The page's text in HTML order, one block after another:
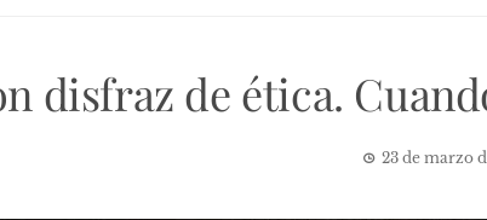
disfraz de ética.
23 de marzo